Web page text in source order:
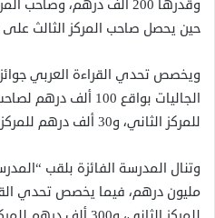
حين يحصل صاحب المركز الثالث على 50 ألف درهم للمركز الثالث.
للمركز الثاني، و30 ألف درهم للمركز الثالث.
وتنال المدرسة الفائزة بلقب